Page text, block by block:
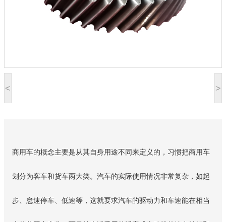
< >
商用车的概念主要是从其自身用途不同来定义的，习惯把商用车
划分为客车和货车两大类。汽车的实际使用情况非常复杂，如起
步、怠速停车、低速等，这就要求汽车的驱动力和车速能在相当